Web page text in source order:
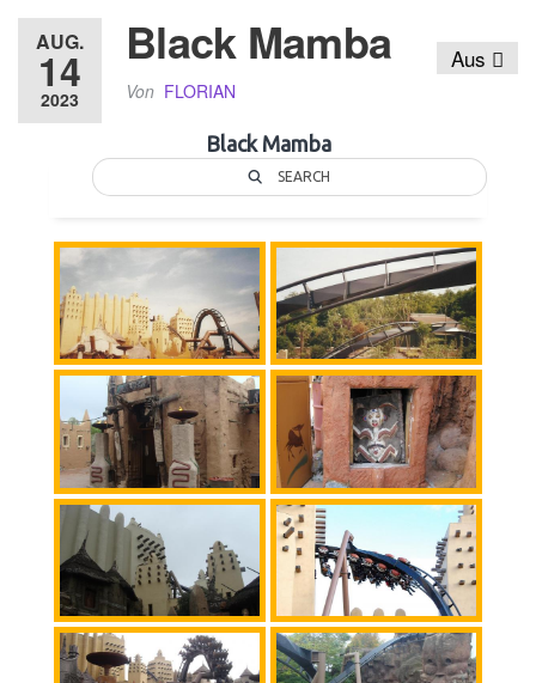
AUG.
14
2023
Aus
Black Mamba
Von FLORIAN
Black Mamba
SEARCH